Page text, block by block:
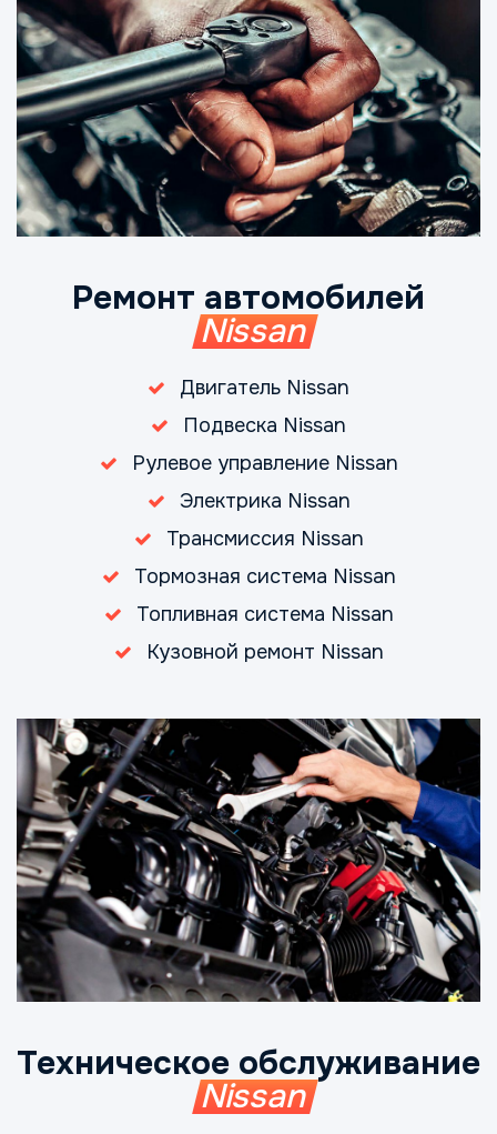
Ремонт автомобилей
Nissan
Двигатель Nissan
Подвеска Nissan
Рулевое управление Nissan
Электрика Nissan
Трансмиссия Nissan
Тормозная система Nissan
Топливная система Nissan
Кузовной ремонт Nissan
Техническое обслуживание
Nissan